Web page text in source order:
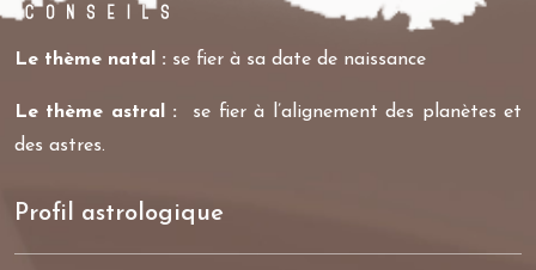
Le thème natal : se fier à sa date de naissance
Le thème astral :
se fier à l’alignement des planètes et
des astres.
Profil astrologique